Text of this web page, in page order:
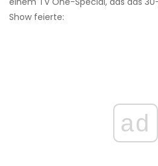
Show feierte:
ad